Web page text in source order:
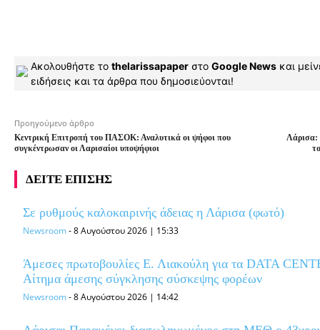
Ακολουθήστε το thelarissapaper στο Google News και
ειδήσεις και τα άρθρα που δημοσιεύονται!
Προηγούμενο άρθρο
Κεντρική Επιτροπή του ΠΑΣΟΚ: Αναλυτικά οι ψήφοι που
συγκέντρωσαν οι Λαρισαίοι υποψήφιοι
Λάρισα:
ΔΕΙΤΕ ΕΠΙΣΗΣ
Σε ρυθμούς καλοκαιρινής άδειας η Λάρισα (φωτό)
Newsroom-8 Αυγούστου 2026 | 15:33
Άμεσες πρωτοβουλίες Ε. Λιακούλη για τα DATA
Αίτημα άμεσης σύγκλησης σύσκεψης φορέων
Newsroom-8 Αυγούστου 2026 | 14:42